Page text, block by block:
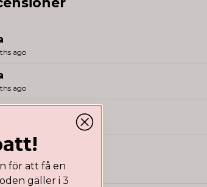
ago
ago
som vanligt 🫶🏻
för att få en
gäller i 3